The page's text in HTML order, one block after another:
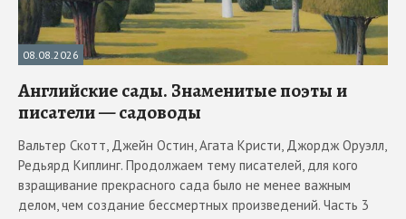
08.08.2026
Английские сады. Знаменитые поэты и
писатели — садоводы
Вальтер Скотт, Джейн Остин, Агата Кристи, Джордж Оруэлл,
Редьярд Киплинг. Продолжаем тему писателей, для кого
взращивание прекрасного сада было не менее важным
делом, чем создание бессмертных произведений. Часть 3